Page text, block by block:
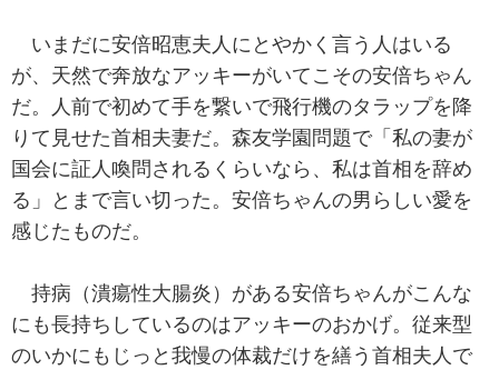
いまだに安倍昭恵夫人にとやかく言う人はいる
が、天然で奔放なアッキーがいてこその安倍ちゃん
だ。人前で初めて手を繋いで飛行機のタラップを降
りて見せた首相夫妻だ。森友学園問題で「私の妻が
国会に証人喚問されるくらいなら、私は首相を辞め
る」とまで言い切った。安倍ちゃんの男らしい愛を
感じたものだ。
持病（潰瘍性大腸炎）がある安倍ちゃんがこんな
にも長持ちしているのはアッキーのおかげ。従来型
のいかにもじっと我慢の体裁だけを繕う首相夫人で